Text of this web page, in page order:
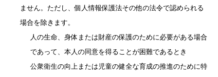
ません。ただし、個人情報保護法その他の法令で認められる
場合を除きます。
人の生命、身体または財産の保護のために必要がある場合
であって、本人の同意を得ることが困難であるとき
公衆衛生の向上または児童の健全な育成の推進のために特